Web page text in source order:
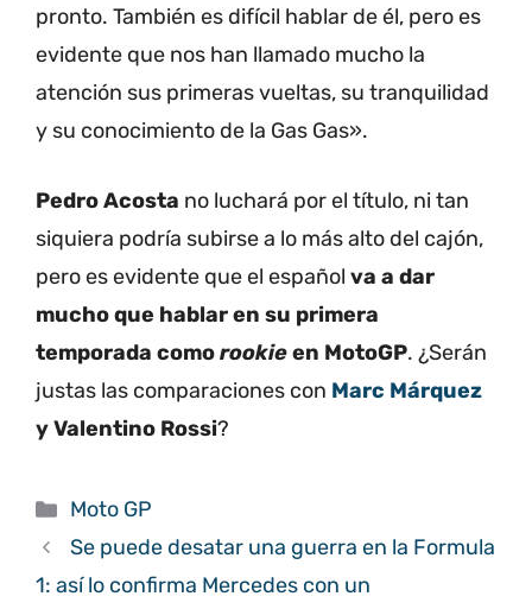
pronto. También es difícil hablar de él, pero es
evidente que nos han llamado mucho la
atención sus primeras vueltas, su tranquilidad
y su conocimiento de la Gas Gas».
Pedro Acosta no luchará por el título, ni tan
siquiera podría subirse a lo más alto del cajón,
pero es evidente que el español va a dar
mucho que hablar en su primera
temporada comorookieen MotoGP. ¿Serán
justas las comparaciones con Marc Márquez
y Valentino Rossi?
Categorías
Moto GP
Se puede desatar una guerra en la Formula
1: así lo confirma Mercedes con un